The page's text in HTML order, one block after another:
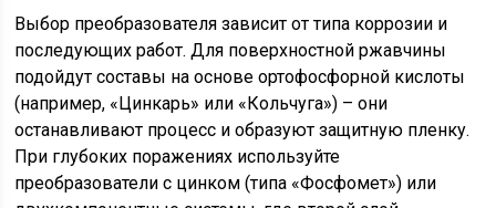
Выбор преобразователя зависит от типа коррозии и
последующих работ. Для поверхностной ржавчины
подойдут составы на основе ортофосфорной кислоты
(например, «Цинкарь» или «Кольчуга») – они
останавливают процесс и образуют защитную пленку.
При глубоких поражениях используйте
преобразователи с цинком (типа «Фосфомет») или